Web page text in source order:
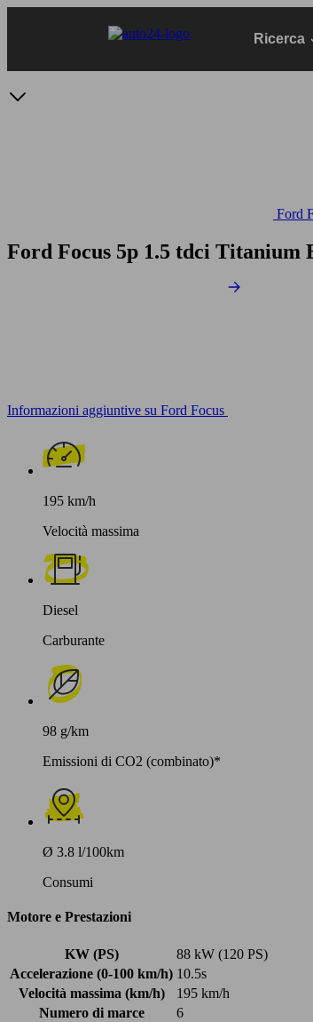
Ricerca
Ford
Ford Focus 5p 1.5 tdci Titanium
Informazioni aggiuntive su Ford Focus
195 km/h
Velocità massima
Diesel
Carburante
98 g/km
Emissioni di CO2 (combinato)*
Ø 3.8 l/100km
Consumi
Motore e Prestazioni
KW (PS)
88 kW (120 PS)
Accelerazione (0-100 km/h) 10.5s
Velocità massima (km/h)
195 km/h
Numero di marce
6